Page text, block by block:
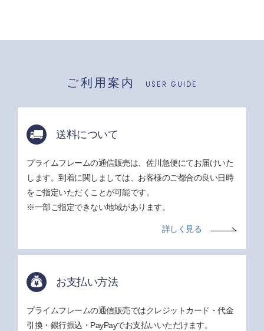
ご利用案内 USER GUIDE
送料について
プライムフレームの通信販売は、佐川急便にてお届けいた
します。到着に関しましては、お客様のご都合の良い日時
をご指定いただくことが可能です。
※一部ご指定できない地域があります。
詳しく見る
お支払い方法
プライムフレームの通信販売ではクレジットカード・代金
引換・銀行振込・PayPayでお支払いいただけます。